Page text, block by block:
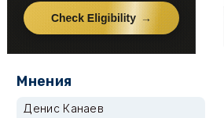
Мнения
Денис Канаев